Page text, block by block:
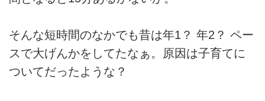
そんな短時間のなかでも昔は年1？ 年2？ ペー
スで大げんかをしてたなぁ。原因は子育てに
ついてだったような？